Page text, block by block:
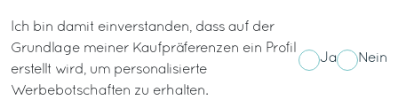
Ich bin damit einverstanden, dass auf der
Grundlage meiner Kaufpräferenzen ein Profil
erstellt wird, um personalisierte
Werbebotschaften zu erhalten.
Ja Nein